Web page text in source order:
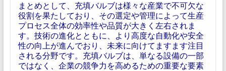
まとめとして、充填バルブは様々な産業で不可欠な
役割を果たしており、その選定や管理によって生産
プロセス全体の効率性や品質が大きく左右されま
す。技術の進化とともに、より高度な自動化や安全
性の向上が進んでおり、未来に向けてますます注目
される分野です。充填バルブは、単なる設備の一部
ではなく、企業の競争力を高めるための重要な要素